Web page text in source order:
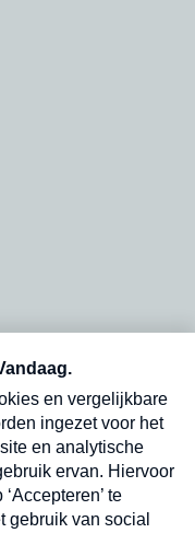
in
Verzend